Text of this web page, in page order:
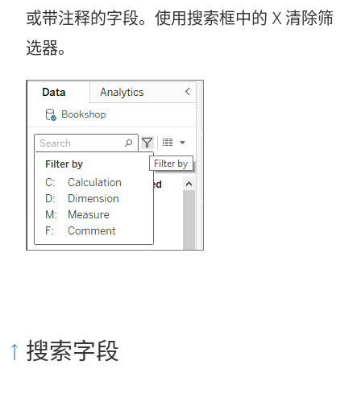
或带注释的字段。使用搜索框中的 X 清除筛
选器。
搜索字段